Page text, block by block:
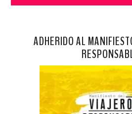
ADHERIDO AL